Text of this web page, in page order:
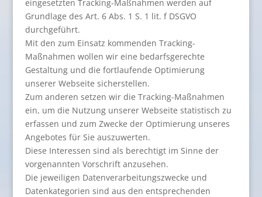
eingesetzten Tracking-Maßnahmen werden auf
Grundlage des Art. 6 Abs. 1 S. 1 lit. f DSGVO
durchgeführt.
Mit den zum Einsatz kommenden Tracking-
Maßnahmen wollen wir eine bedarfsgerechte
Gestaltung und die fortlaufende Optimierung
unserer Webseite sicherstellen.
Zum anderen setzen wir die Tracking-Maßnahmen
ein, um die Nutzung unserer Webseite statistisch zu
erfassen und zum Zwecke der Optimierung unseres
Angebotes für Sie auszuwerten.
Diese Interessen sind als berechtigt im Sinne der
vorgenannten Vorschrift anzusehen.
Die jeweiligen Datenverarbeitungszwecke und
Datenkategorien sind aus den entsprechenden